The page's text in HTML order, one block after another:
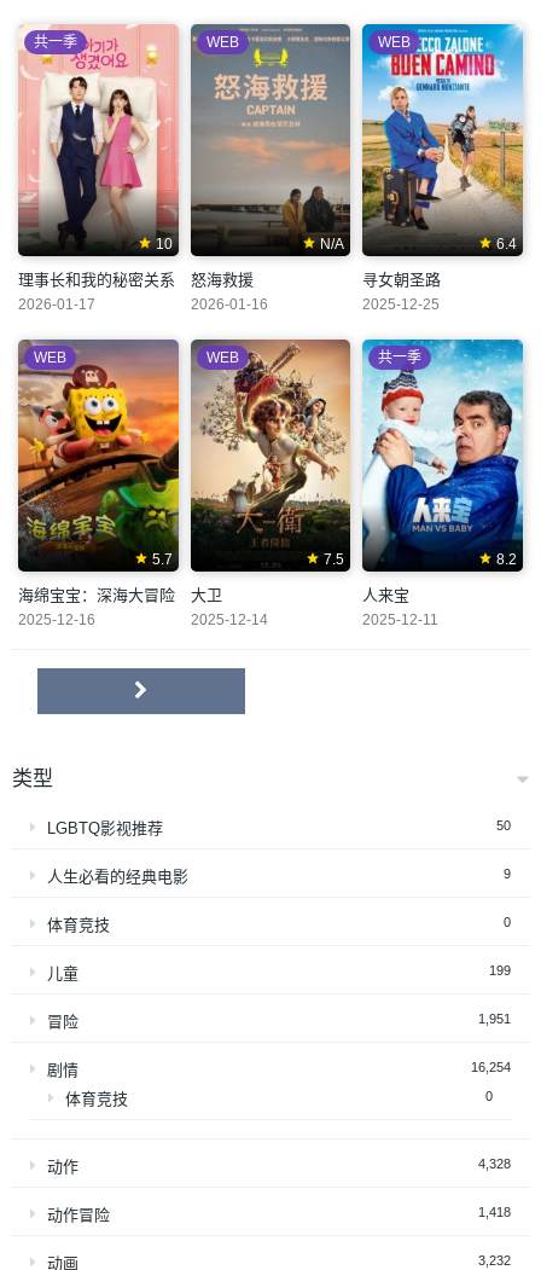
10
共一季
理事长和我的秘密关系
2026-01-17
N/A
WEB
怒海救援
2026-01-16
6.4
WEB
寻女朝圣路
2025-12-25
5.7
WEB
海绵宝宝：深海大冒险
2025-12-16
7.5
WEB
大卫
2025-12-14
8.2
共一季
人来宝
2025-12-11
类型
LGBTQ影视推荐 50
人生必看的经典电影 9
体育竞技 0
儿童 199
冒险 1,951
剧情 16,254
体育竞技 0
动作 4,328
动作冒险 1,418
动画 3,232